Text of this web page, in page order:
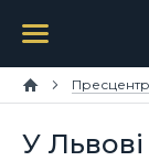
Пресцентр
У